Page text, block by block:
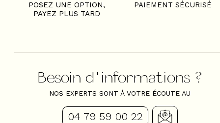
POSEZ UNE OPTION,
PAYEZ PLUS TARD
PAIEMENT SÉCURISÉ
Besoin d'informations ?
NOS EXPERTS SONT À VOTRE ÉCOUTE AU
04 79 59 00 22